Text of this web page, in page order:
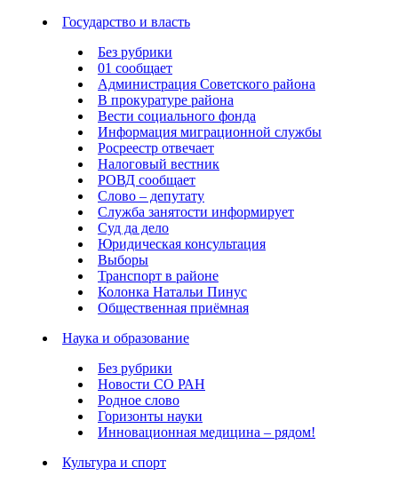
Государство и власть
Без рубрики
01 сообщает
Администрация Советского района
В прокуратуре района
Вести социального фонда
Информация миграционной службы
Росреестр отвечает
Налоговый вестник
РОВД сообщает
Слово – депутату
Служба занятости информирует
Суд да дело
Юридическая консультация
Выборы
Транспорт в районе
Колонка Натальи Пинус
Общественная приёмная
Наука и образование
Без рубрики
Новости СО РАН
Родное слово
Горизонты науки
Инновационная медицина – рядом!
Культура и спорт